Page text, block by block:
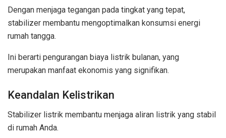
Dengan menjaga tegangan pada tingkat yang tepat,
stabilizer membantu mengoptimalkan konsumsi energi
rumah tangga.
Ini berarti pengurangan biaya listrik bulanan, yang
merupakan manfaat ekonomis yang signifikan.
Keandalan Kelistrikan
Stabilizer listrik membantu menjaga aliran listrik yang stabil
di rumah Anda.